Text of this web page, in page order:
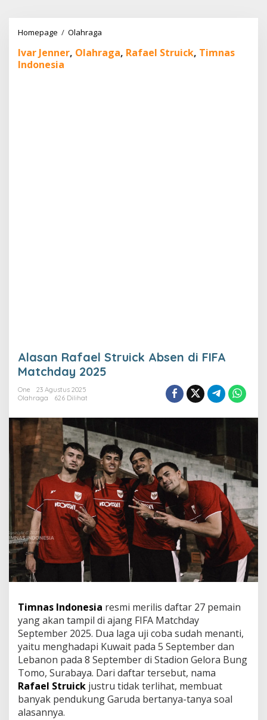
Homepage / Olahraga
Struick
Ivar Jenner, Olahraga, Rafael Struick, Timnas
Indonesia
Alasan Rafael Struick Absen di FIFA
Matchday 2025
One
23 Agustus 2025
Olahraga
626 Dilihat
Timnas Indonesia resmi merilis daftar 27 pemain
yang akan tampil di ajang FIFA Matchday
September 2025. Dua laga uji coba sudah menanti,
yaitu menghadapi Kuwait pada 5 September dan
Lebanon pada 8 September di Stadion Gelora Bung
Tomo, Surabaya. Dari daftar tersebut, nama
Rafael Struick justru tidak terlihat, membuat
banyak pendukung Garuda bertanya-tanya soal
alasannya.